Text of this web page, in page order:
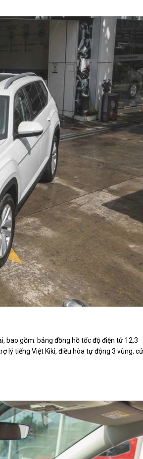
bao gồm: bảng đồng hồ tốc độ điện tử 12,3
lý tiếng Việt Kiki, điều hòa tự động 3 vùng,